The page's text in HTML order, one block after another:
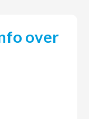
over